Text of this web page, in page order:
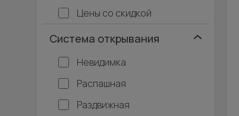
Цены со скидкой
Система открывания
Невидимка
Распашная
Раздвижная